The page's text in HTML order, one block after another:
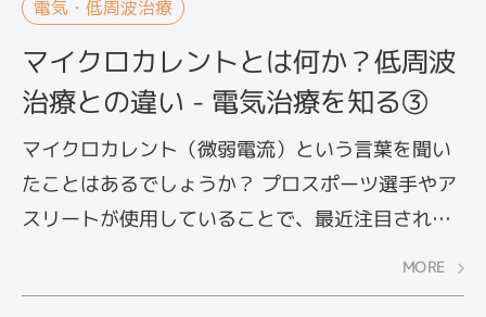
とはどういった治療法で、どのような効果が期待
電気・低周波治療
マイクロカレントとは何か？低周波
治療との違い - 電気治療を知る③
マイクロカレント（微弱電流）という言葉を聞い
たことはあるでしょうか？ プロスポーツ選手やア
スリートが使用していることで、最近注目されつ
MORE